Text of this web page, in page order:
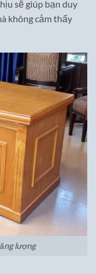
sẽ giúp bạn duy
không cảm thấy
lượng